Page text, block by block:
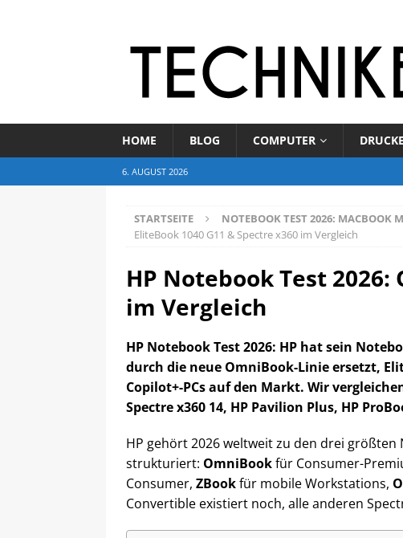
HOME BLOG COMPUTER
6. AUGUST 2026
STARTSEITE NOTEBOOK TEST 2026: MACBOOK
EliteBook 1040 G11 & Spectre x360 im Vergleich
HP Notebook Test 2026:
im Vergleich
HP Notebook Test 2026: HP hat sein
durch die neue OmniBook-Linie ersetzt,
Copilot+-PCs auf den Markt. Wir
Spectre x360 14, HP Pavilion Plus, HP
HP gehört 2026 weltweit zu den drei
strukturiert: OmniBookfür Consumer-
Consumer, ZBookfür mobile Workstations,
Convertible existiert noch, alle anderen